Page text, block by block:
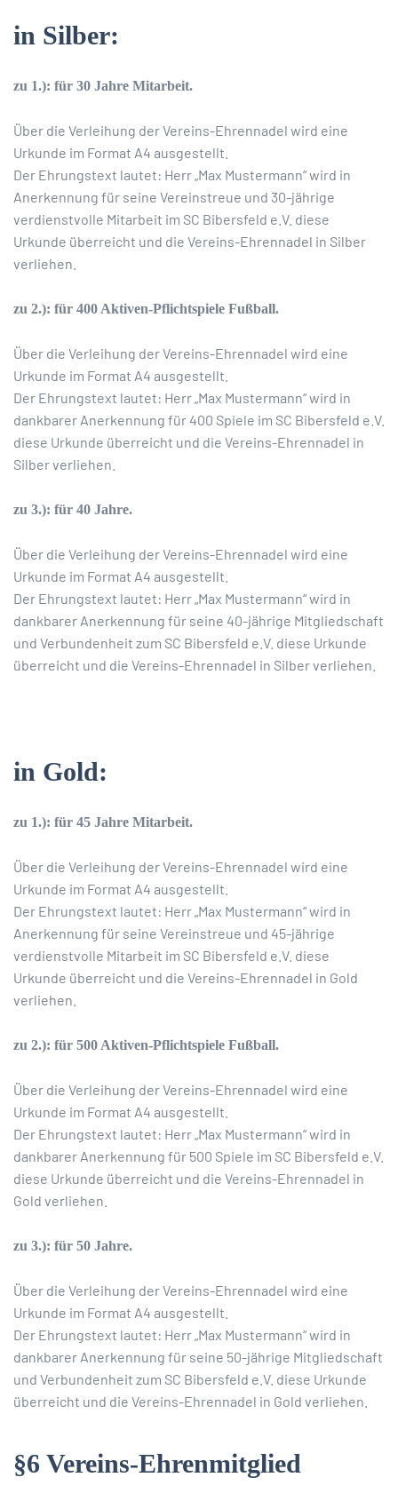
in Silber:
zu 1.): für 30 Jahre Mitarbeit.
Über die Verleihung der Vereins-Ehrennadel wird eine
Urkunde im Format A4 ausgestellt.
Der Ehrungstext lautet: Herr „Max Mustermann“ wird in
Anerkennung für seine Vereinstreue und 30-jährige
verdienstvolle Mitarbeit im SC Bibersfeld e.V. diese
Urkunde überreicht und die Vereins-Ehrennadel in Silber
verliehen.
zu 2.): für 400 Aktiven-Pflichtspiele Fußball.
Über die Verleihung der Vereins-Ehrennadel wird eine
Urkunde im Format A4 ausgestellt.
Der Ehrungstext lautet: Herr „Max Mustermann“ wird in
dankbarer Anerkennung für 400 Spiele im SC Bibersfeld e.V.
diese Urkunde überreicht und die Vereins-Ehrennadel in
Silber verliehen.
zu 3.): für 40 Jahre.
Über die Verleihung der Vereins-Ehrennadel wird eine
Urkunde im Format A4 ausgestellt.
Der Ehrungstext lautet: Herr „Max Mustermann“ wird in
dankbarer Anerkennung für seine 40-jährige Mitgliedschaft
und Verbundenheit zum SC Bibersfeld e.V. diese Urkunde
überreicht und die Vereins-Ehrennadel in Silber verliehen.
in Gold:
zu 1.): für 45 Jahre Mitarbeit.
Über die Verleihung der Vereins-Ehrennadel wird eine
Urkunde im Format A4 ausgestellt.
Der Ehrungstext lautet: Herr „Max Mustermann“ wird in
Anerkennung für seine Vereinstreue und 45-jährige
verdienstvolle Mitarbeit im SC Bibersfeld e.V. diese
Urkunde überreicht und die Vereins-Ehrennadel in Gold
verliehen.
zu 2.): für 500 Aktiven-Pflichtspiele Fußball.
Über die Verleihung der Vereins-Ehrennadel wird eine
Urkunde im Format A4 ausgestellt.
Der Ehrungstext lautet: Herr „Max Mustermann“ wird in
dankbarer Anerkennung für 500 Spiele im SC Bibersfeld e.V.
diese Urkunde überreicht und die Vereins-Ehrennadel in
Gold verliehen.
zu 3.): für 50 Jahre.
Über die Verleihung der Vereins-Ehrennadel wird eine
Urkunde im Format A4 ausgestellt.
Der Ehrungstext lautet: Herr „Max Mustermann“ wird in
dankbarer Anerkennung für seine 50-jährige Mitgliedschaft
und Verbundenheit zum SC Bibersfeld e.V. diese Urkunde
überreicht und die Vereins-Ehrennadel in Gold verliehen.
§6 Vereins-Ehrenmitglied